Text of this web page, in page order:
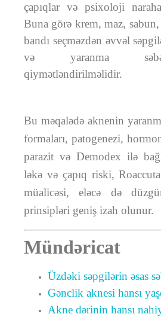
çapıqlar və psixoloji
Buna görə krem, maz,
bandı seçməzdən əvvəl
və yaranma
qiymətləndirilməlidir.
Bu məqalədə aknenin
formaları, patogenezi,
parazit və Demodex ilə
ləkə və çapıq riski,
müalicəsi, eləcə də
prinsipləri geniş izah olunur.
Mündəricat
Üzdəki səpgilərin əsas
Gənclik aknesi hansı
Akne dərinin hansı